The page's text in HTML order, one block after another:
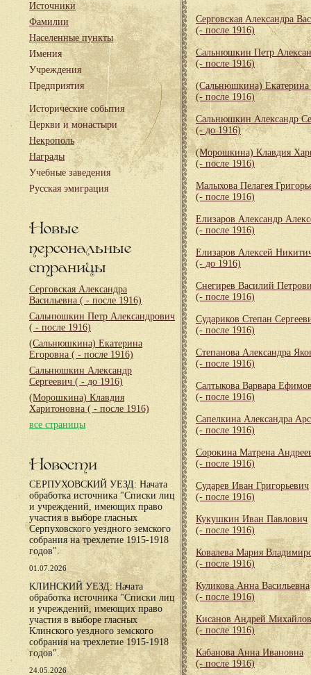
Источники
Фамилии
Населенные пункты
Имения
Учреждения
Предприятия
Исторические события
Церкви и монастыри
Некрополь
Награды
Учебные заведения
Русская эмиграция
Новые
персональные
страницы
Серговская Александра
Васильевна ( - после 1916)
Сальнюшкин Петр Александрович
( - после 1916)
(Сальнюшкина) Екатерина
Егоровна ( - после 1916)
Сальнюшкин Александр
Сергеевич ( - до 1916)
(Морошкина) Клавдия
Харитоновна ( - после 1916)
все страницы
Новости
СЕРПУХОВСКИЙ УЕЗД: Начата
обработка источника "Списки лиц
и учреждений, имеющих право
участия в выборе гласных
Серпуховского уездного земского
собрания на трехлетие 1915-1918
годов".
01.07.2026
КЛИНСКИЙ УЕЗД: Начата
обработка источника "Списки лиц
и учреждений, имеющих право
участия в выборе гласных
Клинского уездного земского
собрания на трехлетие 1915-1918
годов".
24.05.2026
Серговская Александра
(- после 1916)
Сальнюшкин Петр
(- после 1916)
(Сальнюшкина) Екатерина
(- после 1916)
Сальнюшкин Александр
(- до 1916)
(Морошкина) Клавдия
(- после 1916)
Малыхова Пелагея
(- после 1916)
Елизаров Александр
(- после 1916)
Елизаров Алексей
(- до 1916)
Снегирев Василий
(- после 1916)
Судариков Степан
(- после 1916)
Степанова Александра
(- после 1916)
Салтыкова Варвара
(- после 1916)
Сапелкина Александра
(- после 1916)
Сорокина Матрена
(- после 1916)
Сударев Иван Григорьевич
(- после 1916)
Кукушкин Иван Павлович
(- после 1916)
Ковалева Мария
(- после 1916)
Куликова Анна Васильевна
(- после 1916)
Кисанов Андрей
(- после 1916)
Кабанова Анна Ивановна
(- после 1916)